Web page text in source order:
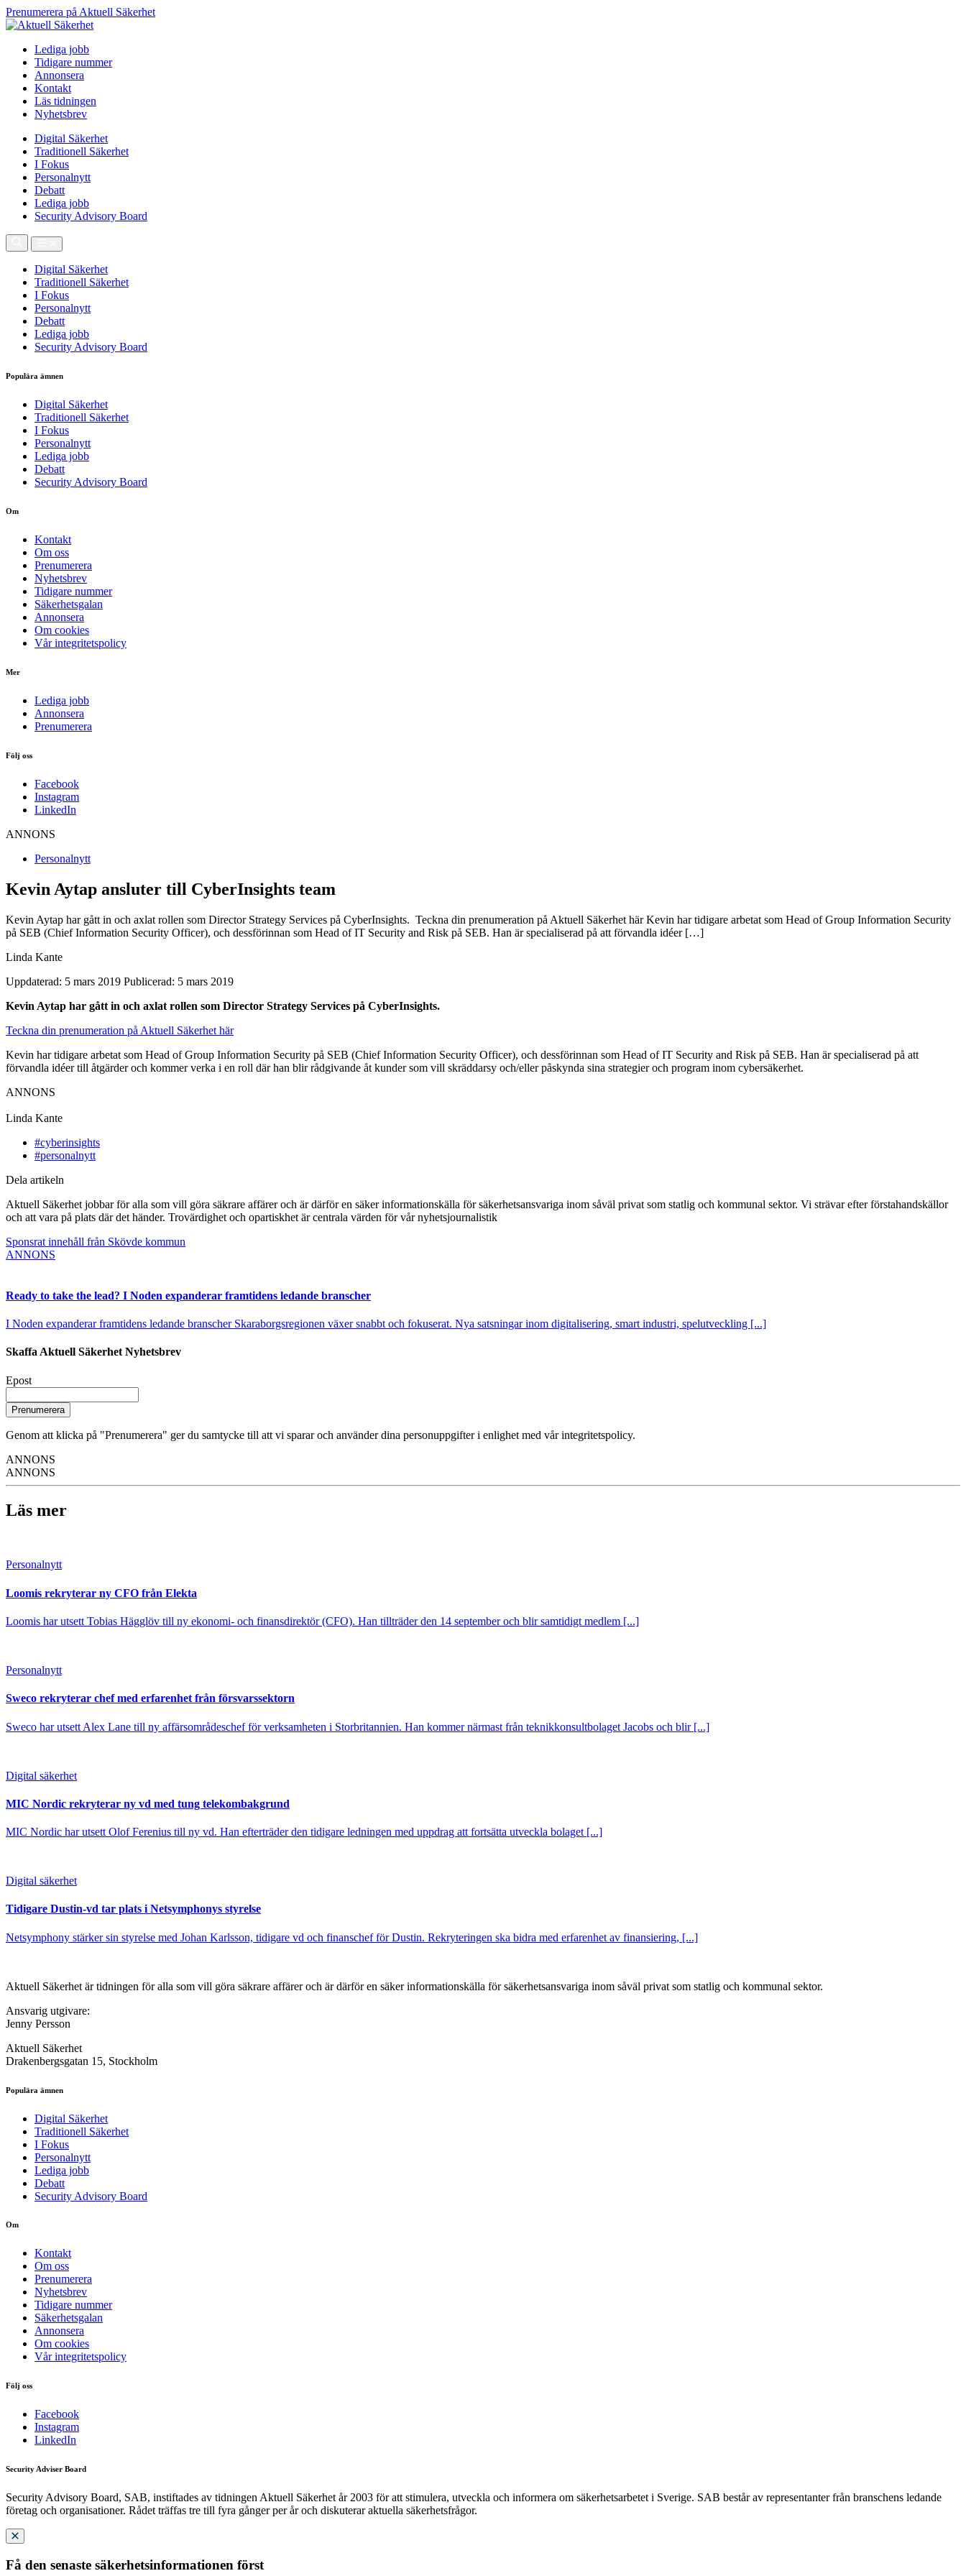
Prenumerera på Aktuell Säkerhet
Lediga jobb
Tidigare nummer
Annonsera
Kontakt
Läs tidningen
Nyhetsbrev
Digital Säkerhet
Traditionell Säkerhet
I Fokus
Personalnytt
Debatt
Lediga jobb
Security Advisory Board
Digital Säkerhet
Traditionell Säkerhet
I Fokus
Personalnytt
Debatt
Lediga jobb
Security Advisory Board
Populära ämnen
Digital Säkerhet
Traditionell Säkerhet
I Fokus
Personalnytt
Lediga jobb
Debatt
Security Advisory Board
Om
Kontakt
Om oss
Prenumerera
Nyhetsbrev
Tidigare nummer
Säkerhetsgalan
Annonsera
Om cookies
Vår integritetspolicy
Mer
Lediga jobb
Annonsera
Prenumerera
Följ oss
Facebook
Instagram
LinkedIn
ANNONS
Personalnytt
Kevin Aytap ansluter till CyberInsights team
Kevin Aytap har gått in och axlat rollen som Director Strategy Services på CyberInsights. Teckna din prenumeration på Aktuell Säkerhet här Kevin har tidigare arbetat som Head of Group Information Security
på SEB (Chief Information Security Officer), och dessförinnan som Head of IT Security and Risk på SEB. Han är specialiserad på att förvandla idéer […]
Linda Kante
Uppdaterad: 5 mars 2019 Publicerad: 5 mars 2019
Kevin Aytap har gått in och axlat rollen som Director Strategy Services på CyberInsights.
Teckna din prenumeration på Aktuell Säkerhet här
Kevin har tidigare arbetat som Head of Group Information Security på SEB (Chief Information Security Officer), och dessförinnan som Head of IT Security and Risk på SEB. Han är specialiserad på att
förvandla idéer till åtgärder och kommer verka i en roll där han blir rådgivande åt kunder som vill skräddarsy och/eller påskynda sina strategier och program inom cybersäkerhet.
ANNONS
Linda Kante
#cyberinsights
#personalnytt
Dela artikeln
Aktuell Säkerhet jobbar för alla som vill göra säkrare affärer och är därför en säker informationskälla för säkerhetsansvariga inom såväl privat som statlig och kommunal sektor. Vi strävar efter förstahandskällor
och att vara på plats där det händer. Trovärdighet och opartiskhet är centrala värden för vår nyhetsjournalistik
Sponsrat innehåll från Skövde kommun
ANNONS
Ready to take the lead? I Noden expanderar framtidens ledande branscher
I Noden expanderar framtidens ledande branscher Skaraborgsregionen växer snabbt och fokuserat. Nya satsningar inom digitalisering, smart industri, spelutveckling [...]
Skaffa Aktuell Säkerhet Nyhetsbrev
Epost
Prenumerera
Genom att klicka på "Prenumerera" ger du samtycke till att vi sparar och använder dina personuppgifter i enlighet med vår integritetspolicy.
ANNONS
ANNONS
Läs mer
Personalnytt
Loomis rekryterar ny CFO från Elekta
Loomis har utsett Tobias Hägglöv till ny ekonomi- och finansdirektör (CFO). Han tillträder den 14 september och blir samtidigt medlem [...]
Personalnytt
Sweco rekryterar chef med erfarenhet från försvarssektorn
Sweco har utsett Alex Lane till ny affärsområdeschef för verksamheten i Storbritannien. Han kommer närmast från teknikkonsultbolaget Jacobs och blir [...]
Digital säkerhet
MIC Nordic rekryterar ny vd med tung telekombakgrund
MIC Nordic har utsett Olof Ferenius till ny vd. Han efterträder den tidigare ledningen med uppdrag att fortsätta utveckla bolaget [...]
Digital säkerhet
Tidigare Dustin-vd tar plats i Netsymphonys styrelse
Netsymphony stärker sin styrelse med Johan Karlsson, tidigare vd och finanschef för Dustin. Rekryteringen ska bidra med erfarenhet av finansiering, [...]
Aktuell Säkerhet är tidningen för alla som vill göra säkrare affärer och är därför en säker informationskälla för säkerhets­ansvariga inom såväl privat som statlig och kommunal sektor.
Ansvarig utgivare:
Jenny Persson
Aktuell Säkerhet
Drakenbergsgatan 15, Stockholm
Populära ämnen
Digital Säkerhet
Traditionell Säkerhet
I Fokus
Personalnytt
Lediga jobb
Debatt
Security Advisory Board
Om
Kontakt
Om oss
Prenumerera
Nyhetsbrev
Tidigare nummer
Säkerhetsgalan
Annonsera
Om cookies
Vår integritetspolicy
Följ oss
Facebook
Instagram
LinkedIn
Security Adviser Board
Security Advisory Board, SAB, instiftades av tidningen Aktuell Säkerhet år 2003 för att stimulera, utveckla och informera om säkerhetsarbetet i Sverige. SAB består av representanter från branschens ledande
företag och organisationer. Rådet träffas tre till fyra gånger per år och diskuterar aktuella säkerhetsfrågor.
Få den senaste säkerhetsinformationen först